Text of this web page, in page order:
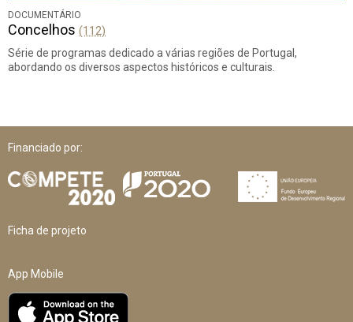
DOCUMENTÁRIO
Concelhos (112)
Série de programas dedicado a várias regiões de Portugal,
abordando os diversos aspectos históricos e culturais.
Financiado por:
Ficha de projeto
App Mobile